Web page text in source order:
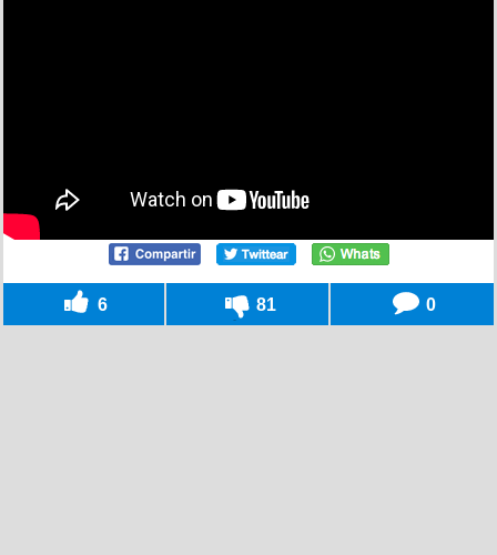
6 81 0